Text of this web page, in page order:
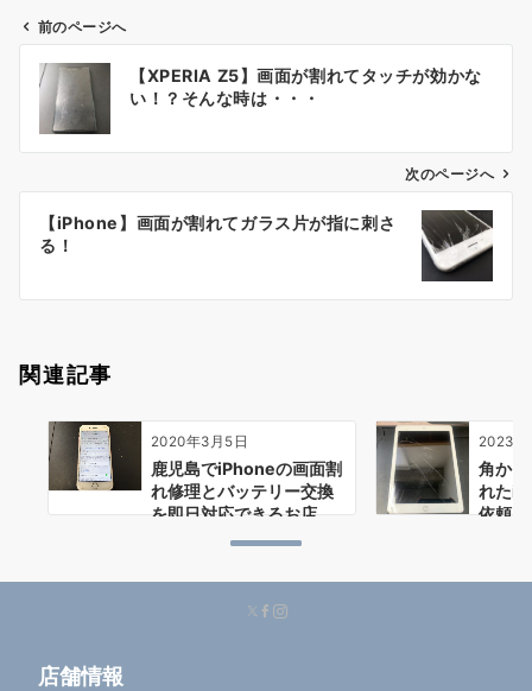
ン
前のページへ
【XPERIA Z5】画面が割れてタッチが効かな
い！？そんな時は・・・
次のページへ
【iPhone】画面が割れてガラス片が指に刺さ
る！
関連記事
2020年3月5日
鹿児島でiPhoneの画面割
れ修理とバッテリー交換
を即日対応できるお店
2023
角か
れた
依頼
店舗情報